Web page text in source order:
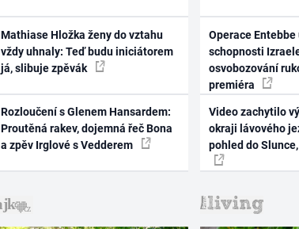
Mathiase Hložka ženy do vztahu
vždy uhnaly: Teď budu iniciátorem
já, slibuje zpěvák
Rozloučení s Glenem Hansardem:
Proutěná rakev, dojemná řeč Bona
a zpěv Irglové s Vedderem
Operace Entebbe
schopnosti
osvobozování
premiéra
Video zachytilo
okraji lávového
pohled do